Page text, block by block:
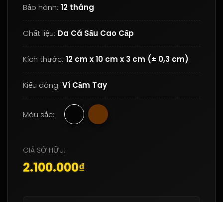
Bảo hành: 12 tháng
Chất liệu: Da Cá Sấu Cao Cấp
Kích thước: 12 cm x 10 cm x 3 cm (± 0,3 cm)
Kiểu dáng: Ví Cầm Tay
Màu sắc:
GIÁ SỞ HỮU:
2.100.000₫